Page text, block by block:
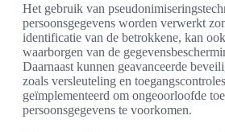
Het gebruik van
persoonsgegevens worden verwerkt
identificatie van de betrokkene, kan
waarborgen van de
Daarnaast kunnen geavanceerde
zoals versleuteling en
geïmplementeerd om ongeoorloofde
persoonsgegevens te voorkomen.